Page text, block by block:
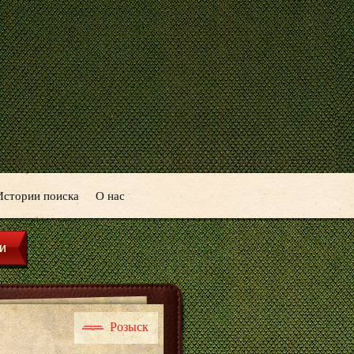
поиска О нас
Розыск